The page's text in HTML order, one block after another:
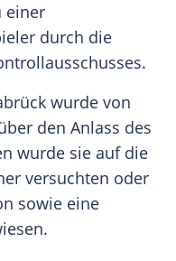
einer
durch die
.
wurde von
den Anlass des
wurde sie auf die
versuchten oder
sowie eine